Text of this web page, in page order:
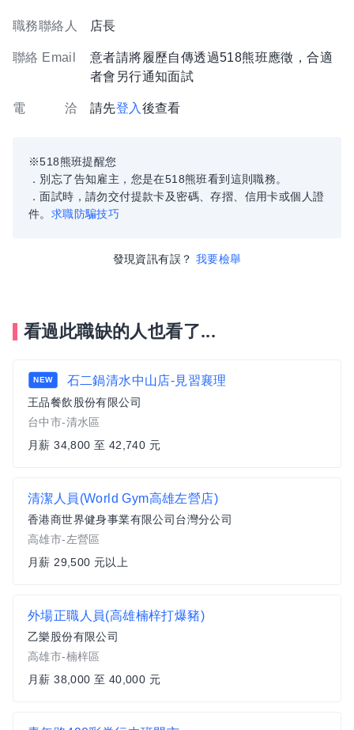
職務聯絡人 店長
聯絡 Email
意者請將履歷自傳透過518熊班應徵，合適
者會另行通知面試
電 洽 請先登入 後查看
※518熊班提醒您
．別忘了告知雇主，您是在518熊班看到這則職務。
．面試時，請勿交付提款卡及密碼、存摺、信用卡或個人證
件。 求職防騙技巧
發現資訊有誤？ 我要檢舉
看過此職缺的人也看了...
NEW 石二鍋清水中山店-見習襄理
王品餐飲股份有限公司
台中市-清水區
月薪 34,800 至 42,740 元
清潔人員(World Gym高雄左營店)
香港商世界健身事業有限公司台灣分公司
高雄市-左營區
月薪 29,500 元以上
外場正職人員(高雄楠梓打爆豬)
乙樂股份有限公司
高雄市-楠梓區
月薪 38,000 至 40,000 元